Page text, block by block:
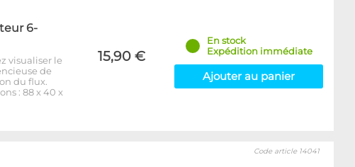
6-
visualiser le
de
du flux.
: 88 x 40 x
15,90 €
En stock
Expédition immédiate
Ajouter au panier
Code article 14041